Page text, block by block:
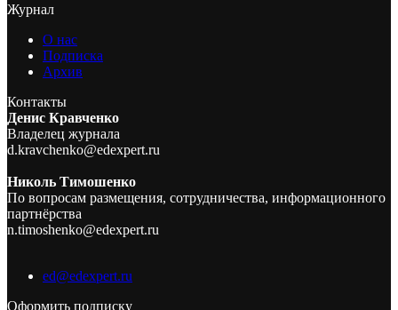
Журнал
О нас
Подписка
Архив
Контакты
Денис Кравченко
Владелец журнала
d.kravchenko@edexpert.ru
Николь Тимошенко
По вопросам размещения, сотрудничества, информационного
партнёрства
n.timoshenko@edexpert.ru
ed@edexpert.ru
Оформить подписку